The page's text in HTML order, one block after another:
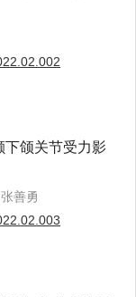
下颌关节受力影
善勇